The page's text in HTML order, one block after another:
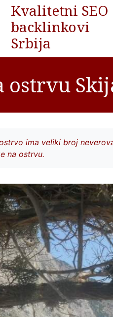
Kvalitetni SEO
backlinkovi
Srbija
ostrvu
ima veliki broj
na ostrvu.